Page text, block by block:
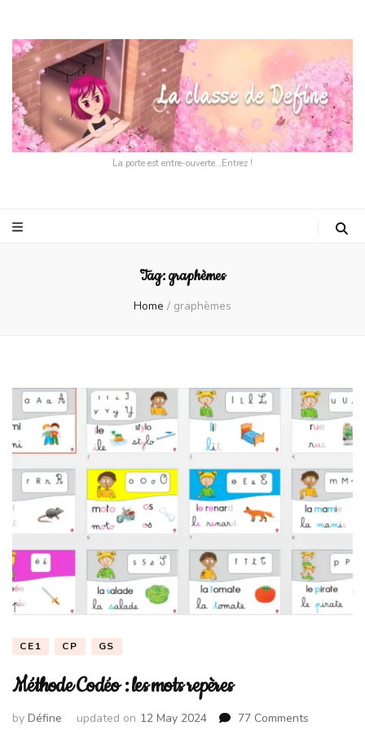
La porte est entre-ouverte…Entrez !
Tag:graphèmes
Home / graphèmes
CE1 CP GS
Méthode Codéo : les mots repères
by Défine updated on 12 May 2024 77 Comments